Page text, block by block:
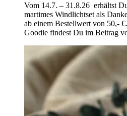
Vom 14.7. – 31.8.26 erhältst
martimes Windlichtset als
ab einem Bestellwert von 50,-
Goodie findest Du im Beitrag